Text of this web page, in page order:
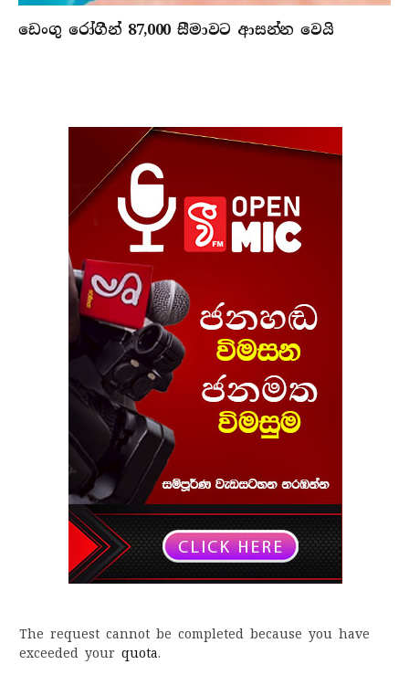
ඩෙංගු රෝගීන් 87,000 සීමාවට ආසන්න වෙයි
The request cannot be completed because you have
exceeded your quota.